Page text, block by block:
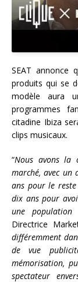
SEAT annonce
produits qui se
modèle aura
programmes
citadine Ibiza
clips musicaux.
“Nous avons la
marché, avec un
ans pour le
dix ans pour
une population
Directrice
différemment
de vue
mémorisation,
spectateur